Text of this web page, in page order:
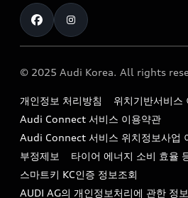
The new Audi A6 Taste Drive 이벤트
내비게이션 데이터 다운로드
아우디 영상 매뉴얼
서비스 센터
서비스 프로그램
Formula 1
Audi Story
아우디코리아 소식
아우디코리아 소개
아우디 스토리
아우디 브랜드 히스토리
quattro 시스템
통신판매업신고번호 : 2024-서울종로
대표자명 : 틸 셰어
딩)
이메일 : audi_m@audi-ccc.co.kr
© 2025 Audi Korea. All rights
개인정보 처리방침
위치기반서비스
Audi Connect 서비스 이용약관
Audi Connect 서비스 위치정보사업
부정제보
타이어 에너지 소비 효율
스마트키 KC인증 정보조회
AUDI AG의 개인정보처리에 관한 정보